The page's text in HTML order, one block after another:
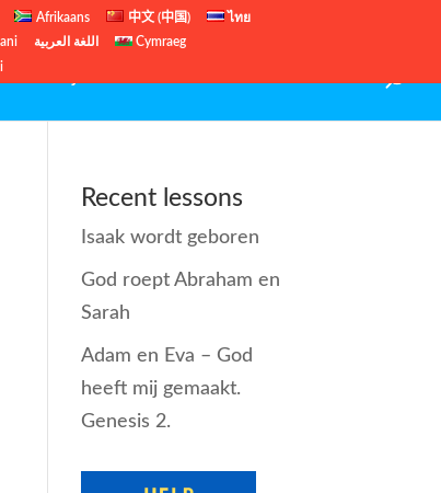
Afrikaans 中文 (中国)
ไทย
اللغة العربية
Cymraeg
Gratis Bijbellessen
Recent lessons
Isaak wordt geboren
God roept Abraham en
Sarah
Adam en Eva – God
heeft mij gemaakt.
Genesis 2.